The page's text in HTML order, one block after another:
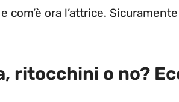
e com’è ora l’attrice.
ritocchini o no?